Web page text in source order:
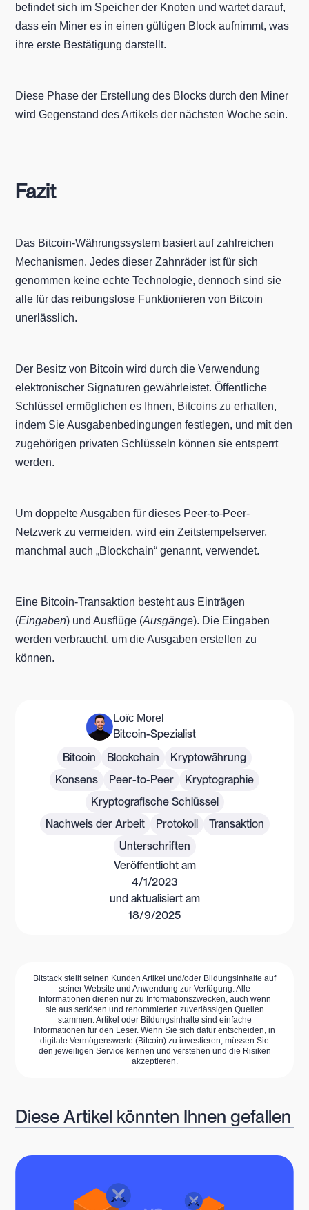
befindet sich im Speicher der Knoten und wartet darauf,
dass ein Miner es in einen gültigen Block aufnimmt, was
ihre erste Bestätigung darstellt.
Diese Phase der Erstellung des Blocks durch den Miner
wird Gegenstand des Artikels der nächsten Woche sein.
Fazit
Das Bitcoin-Währungssystem basiert auf zahlreichen
Mechanismen. Jedes dieser Zahnräder ist für sich
genommen keine echte Technologie, dennoch sind sie
alle für das reibungslose Funktionieren von Bitcoin
unerlässlich.
Der Besitz von Bitcoin wird durch die Verwendung
elektronischer Signaturen gewährleistet. Öffentliche
Schlüssel ermöglichen es Ihnen, Bitcoins zu erhalten,
indem Sie Ausgabenbedingungen festlegen, und mit den
zugehörigen privaten Schlüsseln können sie entsperrt
werden.
Um doppelte Ausgaben für dieses Peer-to-Peer-
Netzwerk zu vermeiden, wird ein Zeitstempelserver,
manchmal auch „Blockchain“ genannt, verwendet.
Eine Bitcoin-Transaktion besteht aus Einträgen
(Eingaben) und Ausflüge (Ausgänge). Die Eingaben
werden verbraucht, um die Ausgaben erstellen zu
können.
Loïc Morel
Bitcoin-Spezialist
Bitcoin
Blockchain
Kryptowährung
Konsens
Peer-to-Peer
Kryptographie
Kryptografische Schlüssel
Nachweis der Arbeit
Protokoll
Transaktion
Unterschriften
Veröffentlicht am
4/1/2023
und aktualisiert am
18/9/2025
Bitstack stellt seinen Kunden Artikel und/oder Bildungsinhalte auf
seiner Website und Anwendung zur Verfügung. Alle
Informationen dienen nur zu Informationszwecken, auch wenn
sie aus seriösen und renommierten zuverlässigen Quellen
stammen. Artikel oder Bildungsinhalte sind einfache
Informationen für den Leser. Wenn Sie sich dafür entscheiden, in
digitale Vermögenswerte (Bitcoin) zu investieren, müssen Sie
den jeweiligen Service kennen und verstehen und die Risiken
akzeptieren.
Diese Artikel könnten Ihnen gefallen